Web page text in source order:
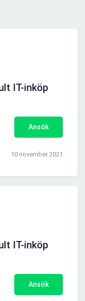
IT-inköp
Ansök
10 november 2021
IT-inköp
Ansök